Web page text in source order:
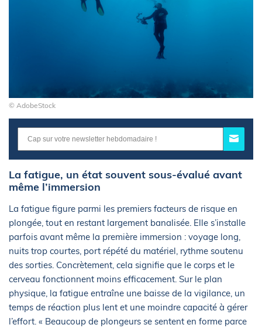
© AdobeStock
La fatigue, un état souvent sous-évalué avant
même l’immersion
La fatigue figure parmi les premiers facteurs de risque en
plongée, tout en restant largement banalisée. Elle s’installe
parfois avant même la première immersion : voyage long,
nuits trop courtes, port répété du matériel, rythme soutenu
des sorties. Concrètement, cela signifie que le corps et le
cerveau fonctionnent moins efficacement. Sur le plan
physique, la fatigue entraîne une baisse de la vigilance, un
temps de réaction plus lent et une moindre capacité à gérer
l’effort. « Beaucoup de plongeurs se sentent en forme parce